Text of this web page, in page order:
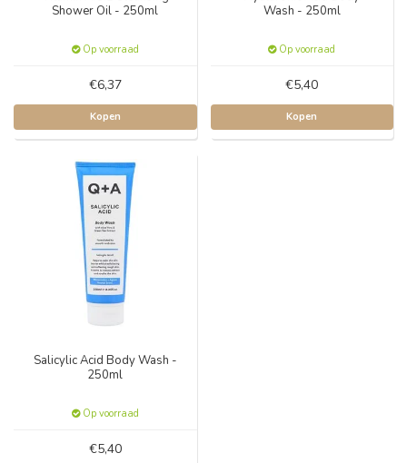
Shower Oil - 250ml
Op voorraad
€6,37
Kopen
Wash - 250ml
Op voorraad
€5,40
Kopen
Salicylic Acid Body Wash -
250ml
Op voorraad
€5,40